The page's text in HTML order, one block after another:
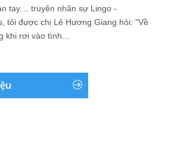
tay… truyện nhân sự Lingo -
tôi được chị Lê Hương Giang hỏi: "Về
khi rơi vào tình...